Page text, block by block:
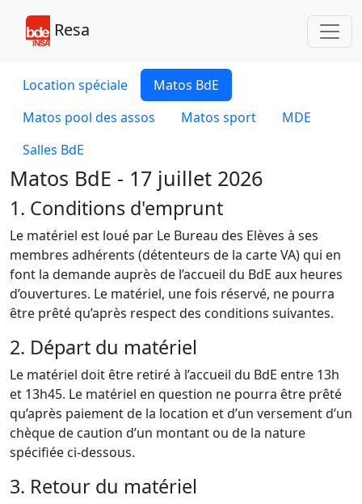
Resa
Location spéciale
Matos BdE
Matos pool des assos
Matos sport
MDE
Salles BdE
Matos BdE - 17 juillet 2026
1. Conditions d'emprunt
Le matériel est loué par Le Bureau des Elèves à ses
membres adhérents (détenteurs de la carte VA) qui en
font la demande auprès de l’accueil du BdE aux heures
d’ouvertures. Le matériel, une fois réservé, ne pourra
être prêté qu’après respect des conditions suivantes.
2. Départ du matériel
Le matériel doit être retiré à l’accueil du BdE entre 13h
et 13h45. Le matériel en question ne pourra être prêté
qu’après paiement de la location et d’un versement d’un
chèque de caution d’un montant ou de la nature
spécifiée ci-dessous.
3. Retour du matériel